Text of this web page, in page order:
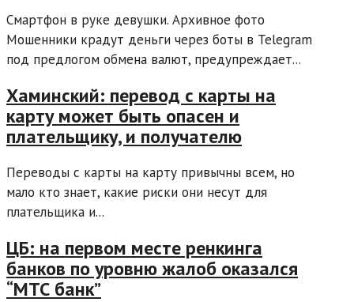
Смартфон в руке девушки. Архивное фото
Мошенники крадут деньги через боты в Telegram
под предлогом обмена валют, предупреждает...
Хаминский: перевод с карты на
карту может быть опасен и
плательщику, и получателю
Переводы с карты на карту привычны всем, но
мало кто знает, какие риски они несут для
плательщика и...
ЦБ: на первом месте ренкинга
банков по уровню жалоб оказался
“МТС банк”